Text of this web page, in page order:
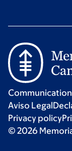
Aviso Legal
Privacy policy
© 2026